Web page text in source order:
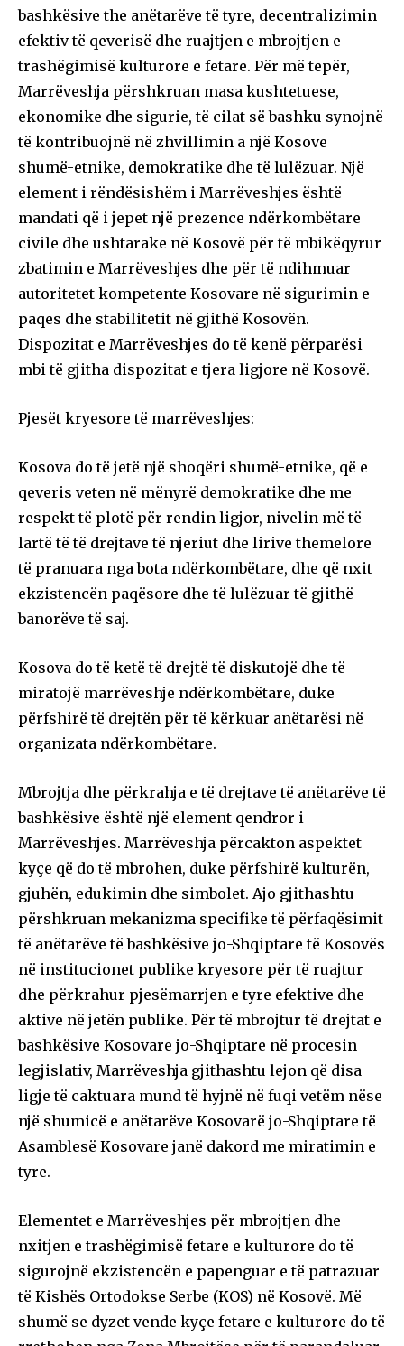
bashkësive the anëtarëve të tyre, decentralizimin
efektiv të qeverisë dhe ruajtjen e mbrojtjen e
trashëgimisë kulturore e fetare. Për më tepër,
Marrëveshja përshkruan masa kushtetuese,
ekonomike dhe sigurie, të cilat së bashku synojnë
të kontribuojnë në zhvillimin a një Kosove
shumë-etnike, demokratike dhe të lulëzuar. Një
element i rëndësishëm i Marrëveshjes është
mandati që i jepet një prezence ndërkombëtare
civile dhe ushtarake në Kosovë për të mbikëqyrur
zbatimin e Marrëveshjes dhe për të ndihmuar
autoritetet kompetente Kosovare në sigurimin e
paqes dhe stabilitetit në gjithë Kosovën.
Dispozitat e Marrëveshjes do të kenë përparësi
mbi të gjitha dispozitat e tjera ligjore në Kosovë.
Pjesët kryesore të marrëveshjes:
Kosova do të jetë një shoqëri shumë-etnike, që e
qeveris veten në mënyrë demokratike dhe me
respekt të plotë për rendin ligjor, nivelin më të
lartë të të drejtave të njeriut dhe lirive themelore
të pranuara nga bota ndërkombëtare, dhe që nxit
ekzistencën paqësore dhe të lulëzuar të gjithë
banorëve të saj.
Kosova do të ketë të drejtë të diskutojë dhe të
miratojë marrëveshje ndërkombëtare, duke
përfshirë të drejtën për të kërkuar anëtarësi në
organizata ndërkombëtare.
Mbrojtja dhe përkrahja e të drejtave të anëtarëve të
bashkësive është një element qendror i
Marrëveshjes. Marrëveshja përcakton aspektet
kyçe që do të mbrohen, duke përfshirë kulturën,
gjuhën, edukimin dhe simbolet. Ajo gjithashtu
përshkruan mekanizma specifike të përfaqësimit
të anëtarëve të bashkësive jo-Shqiptare të Kosovës
në institucionet publike kryesore për të ruajtur
dhe përkrahur pjesëmarrjen e tyre efektive dhe
aktive në jetën publike. Për të mbrojtur të drejtat e
bashkësive Kosovare jo-Shqiptare në procesin
legjislativ, Marrëveshja gjithashtu lejon që disa
ligje të caktuara mund të hyjnë në fuqi vetëm nëse
një shumicë e anëtarëve Kosovarë jo-Shqiptare të
Asamblesë Kosovare janë dakord me miratimin e
tyre.
Elementet e Marrëveshjes për mbrojtjen dhe
nxitjen e trashëgimisë fetare e kulturore do të
sigurojnë ekzistencën e papenguar e të patrazuar
të Kishës Ortodokse Serbe (KOS) në Kosovë. Më
shumë se dyzet vende kyçe fetare e kulturore do të